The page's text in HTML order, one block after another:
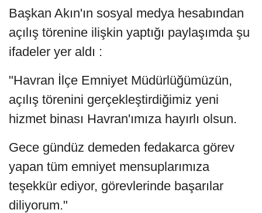
Başkan Akın'ın sosyal medya hesabından
açılış törenine ilişkin yaptığı paylaşımda şu
ifadeler yer aldı :
"Havran İlçe Emniyet Müdürlüğümüzün,
açılış törenini gerçekleştirdiğimiz yeni
hizmet binası Havran'ımıza hayırlı olsun.
Gece gündüz demeden fedakarca görev
yapan tüm emniyet mensuplarımıza
teşekkür ediyor, görevlerinde başarılar
diliyorum."